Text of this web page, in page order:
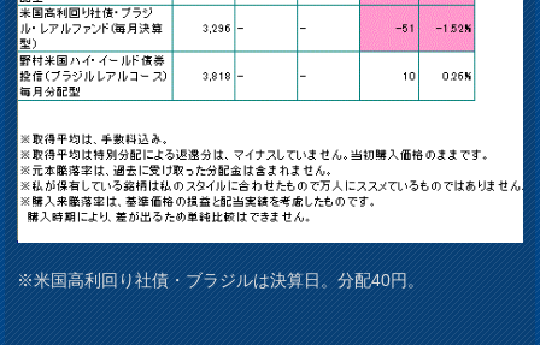
※米国高利回り社債・ブラジルは決算日。分配40円。